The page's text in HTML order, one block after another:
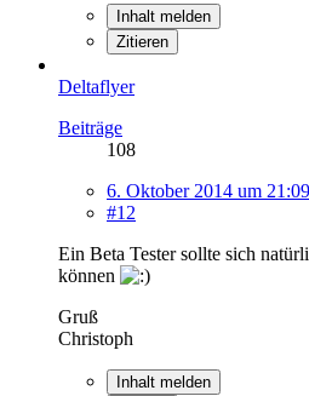
Inhalt melden
Zitieren
Deltaflyer
Beiträge
108
6. Oktober 2014 um 21:09
#12
Ein Beta Tester sollte sich
können
Gruß
Christoph
Inhalt melden